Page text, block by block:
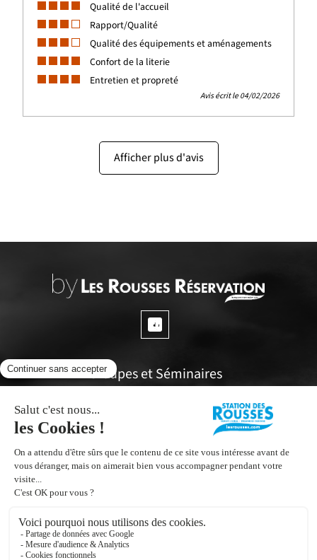
Qualité de l'accueil
Rapport/Qualité
Qualité des équipements et aménagements
Confort de la literie
Entretien et propreté
Avis écrit le 04/02/2026
Afficher plus d'avis
Groupes et Séminaires
Espace propriétaires
Office de tourisme
Inscrivez vous à notre Newsletter
Contactez nous !